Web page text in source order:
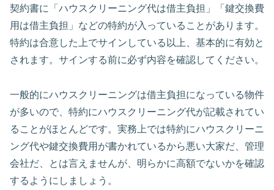
契約書に「ハウスクリーニング代は借主負担」「鍵交換費
用は借主負担」などの特約が入っていることがあります。
特約は合意した上でサインしている以上、基本的に有効と
されます。サインする前に必ず内容を確認してください。
一般的にハウスクリーニングは借主負担になっている物件
が多いので、特約にハウスクリーニング代が記載されてい
ることがほとんどです。実務上では特約にハウスクリーニ
ング代や鍵交換費用が書かれているから悪い大家だ、管理
会社だ、とは言えませんが、明らかに高額でないかを確認
するようにしましょう。